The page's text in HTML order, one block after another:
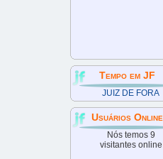
Tempo em JF
JUIZ DE FORA
Usuários Online
Nós temos 9
visitantes online